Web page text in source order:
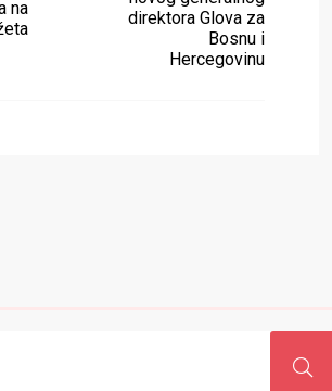
na
direktora Glova za
Bosnu i
Hercegovinu